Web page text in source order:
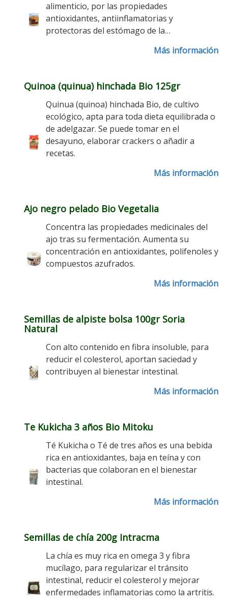
alimenticio, por las propiedades
antioxidantes, antiinflamatorias y
protectoras del estómago de la…
Más información
Quinoa (quinua) hinchada Bio 125gr
Quinua (quinoa) hinchada Bio, de cultivo
ecológico, apta para toda dieta equilibrada o
de adelgazar. Se puede tomar en el
desayuno, elaborar crackers o añadir a
recetas.
Más información
Ajo negro pelado Bio Vegetalia
Concentra las propiedades medicinales del
ajo tras su fermentación. Aumenta su
concentración en antioxidantes, polifenoles y
compuestos azufrados.
Más información
Semillas de alpiste bolsa 100gr Soria
Natural
Con alto contenido en fibra insoluble, para
reducir el colesterol, aportan saciedad y
contribuyen al bienestar intestinal.
Más información
Te Kukicha 3 años Bio Mitoku
Té Kukicha o Té de tres años es una bebida
rica en antioxidantes, baja en teína y con
bacterias que colaboran en el bienestar
intestinal.
Más información
Semillas de chía 200g Intracma
La chía es muy rica en omega 3 y fibra
mucílago, para regularizar el tránsito
intestinal, reducir el colesterol y mejorar
enfermedades inflamatorias como la artritis.